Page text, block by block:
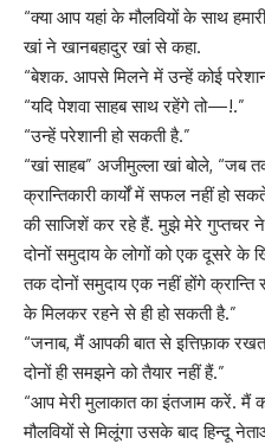
“क्या आप यहां के मौलवियों के साथ
खां ने खानबहादुर खां से कहा.
“बेशक. आपसे मिलने में उन्हें कोई परेशानी
“यदि पेशवा साहब साथ रहेंगे तो—!.”
“उन्हें परेशानी हो सकती है.”
“खां साहब” अजीमुल्ला खां बोले, “जब
क्रान्तिकारी कार्यों में सफल नहीं हो
की साजिशें कर रहे हैं. मुझे मेरे गुप्तचर
दोनों समुदाय के लोगों को एक दूसरे के
तक दोनों समुदाय एक नहीं होंगे
के मिलकर रहने से ही हो सकती है.”
“जनाब, मैं आपकी बात से इत्तिफ़ाक
दोनों ही समझने को तैयार नहीं हैं.”
“आप मेरी मुलाकात का इंतजाम करें. मैं
मौलवियों से मिलूंगा उसके बाद हिन्दू